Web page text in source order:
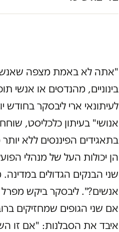
"אתה לא באמת מצפה
בינוניים, מהנדסים או אנשי
לעיתונאי ארי ליבסקר בחודש
אנושי" בעיתון כלכליסט,
הן יכולות העל של מנהלי
שני הבנקים הגדולים
אנשים?". ליבסקר ביקש
אם שני הגופים שמחזיקים
איבד את הסבלנות: "אם זו